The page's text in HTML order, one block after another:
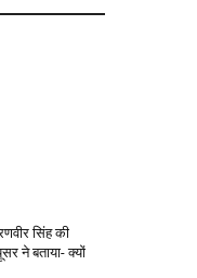
सिंह की
ने बताया- क्यों